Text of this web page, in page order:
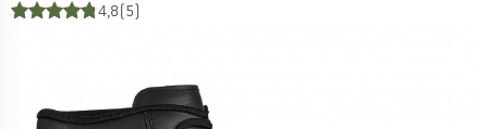
4,8(5)